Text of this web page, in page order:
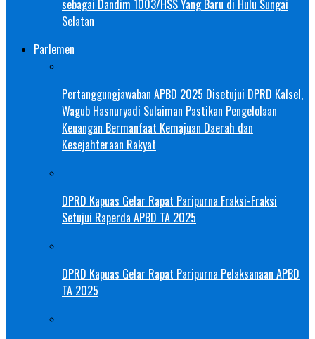
sebagai Dandim 1003/HSS Yang Baru di Hulu Sungai
Selatan
Parlemen
Pertanggungjawaban APBD 2025 Disetujui DPRD Kalsel,
Wagub Hasnuryadi Sulaiman Pastikan Pengelolaan
Keuangan Bermanfaat Kemajuan Daerah dan
Kesejahteraan Rakyat
DPRD Kapuas Gelar Rapat Paripurna Fraksi-Fraksi
Setujui Raperda APBD TA 2025
DPRD Kapuas Gelar Rapat Paripurna Pelaksanaan APBD
TA 2025